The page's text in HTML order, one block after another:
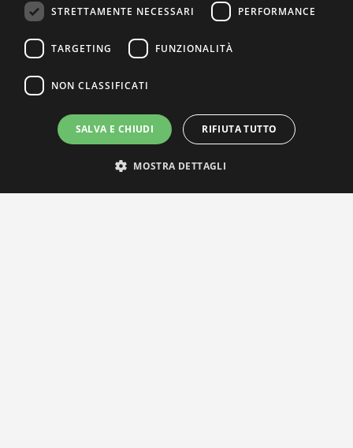
STRETTAMENTE NECESSARI PERFORMANCE
TARGETING FUNZIONALITÀ
NON CLASSIFICATI
SALVA E CHIUDI RIFIUTA TUTTO
MOSTRA DETTAGLI